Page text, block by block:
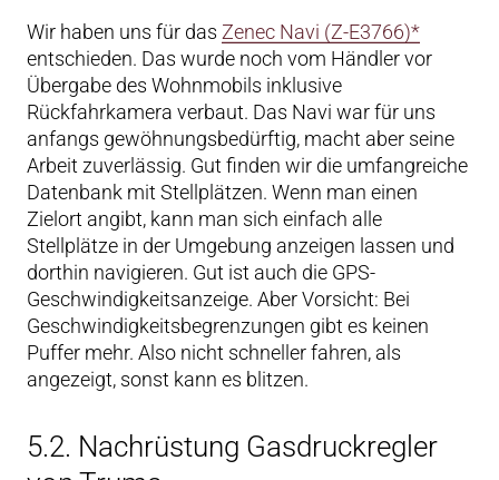
Wir haben uns für das Zenec Navi (Z-E3766)*
entschieden. Das wurde noch vom Händler vor
Übergabe des Wohnmobils inklusive
Rückfahrkamera verbaut. Das Navi war für uns
anfangs gewöhnungsbedürftig, macht aber seine
Arbeit zuverlässig. Gut finden wir die umfangreiche
Datenbank mit Stellplätzen. Wenn man einen
Zielort angibt, kann man sich einfach alle
Stellplätze in der Umgebung anzeigen lassen und
dorthin navigieren. Gut ist auch die GPS-
Geschwindigkeitsanzeige. Aber Vorsicht: Bei
Geschwindigkeitsbegrenzungen gibt es keinen
Puffer mehr. Also nicht schneller fahren, als
angezeigt, sonst kann es blitzen.
5.2. Nachrüstung Gasdruckregler